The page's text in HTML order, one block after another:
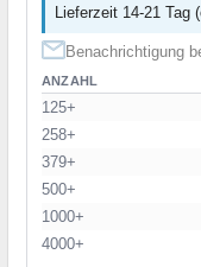
Lieferzeit 14-21 Tag
Benachrichtigung
ANZAHL
125+
258+
379+
500+
1000+
4000+